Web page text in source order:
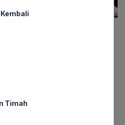
dikutip lintaswarta.co.id
Marsudi Wahyu Kisworo,
Pancasila, telah
dari jabatan tersebut
Kebudayaan, Riset,
Marsudi
Timah